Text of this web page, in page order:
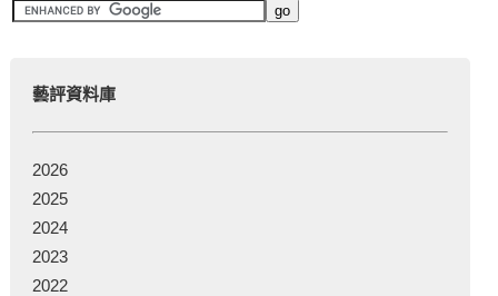
藝評資料庫
2026
2025
2024
2023
2022